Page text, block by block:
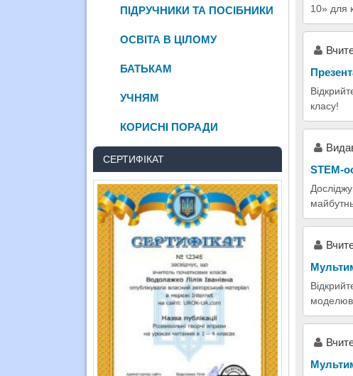
10» для
класу!
STEM-
ПІДРУЧНИКИ ТА ПОСІБНИКИ
ОСВІТА В ЦІЛОМУ
БАТЬКАМ
УЧНЯМ
КОРИСНІ ПОРАДИ
СЕРТИФІКАТ